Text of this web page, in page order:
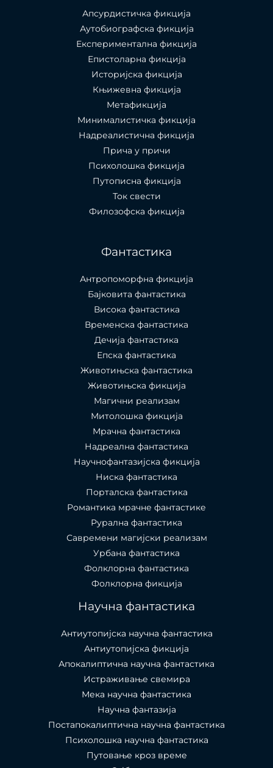
Апсурдистичка фикција
Аутобиографска фикција
Експериментална фикција
Епистоларна фикција
Историјска фикција
Књижевна фикција
Метафикција
Минималистичка фикција
Надреалистична фикција
Прича у причи
Психолошкa фикција
Путописна фикција
Ток свести
Филозофска фикција
Фантастика
Антропоморфна фикција
Бајковита фантастика
Висока фантастика
Временска фантастика
Дечија фантастика
Епска фантастика
Животињска фантастика
Животињска фикција
Магични реализам
Митолошка фикција
Мрачна фантастика
Надреална фантастика
Научнофантазијска фикција
Ниска фантастика
Порталска фантастика​
Романтика мрачне фантастике
Рурална фантастика
Савремени магијски реализам
Урбана фантастика
Фолклорна фантастика
Фолклорна фикција
Научна фантастика
Антиутопијска научна фантастика
Антиутопијска фикција
Апокалиптична научна фантастика
Истраживање свемира
Мека научна фантастика
Научна фантазија
Постапокалиптична научна фантастика
Психолошка научна фантастика
Путовање кроз време